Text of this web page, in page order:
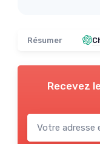
Résumer
Recevez